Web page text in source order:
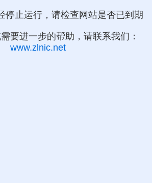
停止运行，请检查网站是否已到期
要进一步的帮助，请联系我们：
www.zlnic.net